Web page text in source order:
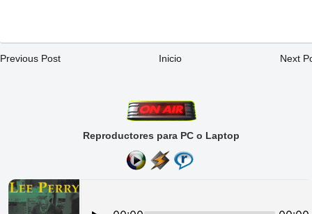
Previous Post Inicio Next
Reproductores para PC o Laptop